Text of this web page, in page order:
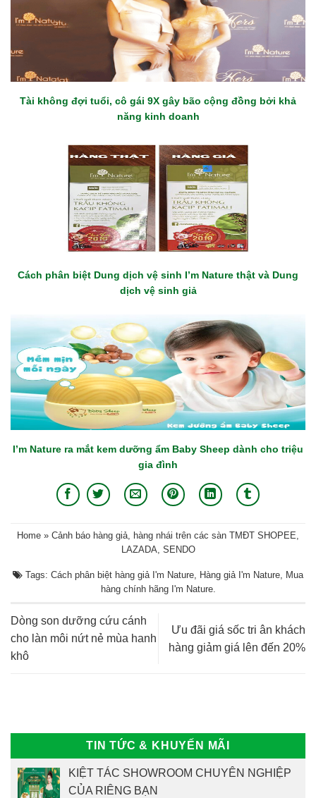
Tài không đợi tuổi, cô gái 9X gây bão cộng đồng bởi khả
năng kinh doanh
Cách phân biệt Dung dịch vệ sinh I’m Nature thật và Dung
dịch vệ sinh giả
I’m Nature ra mắt kem dưỡng ẩm Baby Sheep dành cho triệu
gia đình
Home » Cảnh báo hàng giả, hàng nhái trên các sàn TMĐT SHOPEE,
LAZADA, SENDO
Tags: Cách phân biệt hàng giả I'm Nature, Hàng giả I'm Nature, Mua
hàng chính hãng I'm Nature.
Dòng son dưỡng cứu cánh
cho làn môi nứt nẻ mùa hanh
khô
Ưu đãi giá sốc tri ân khách
hàng giảm giá lên đến 20%
TIN TỨC & KHUYẾN MÃI
KIỆT TÁC SHOWROOM CHUYÊN NGHIỆP
CỦA RIÊNG BẠN